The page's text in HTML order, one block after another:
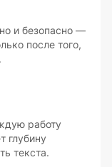
и безопасно —
после того,
работу
глубину
текста.